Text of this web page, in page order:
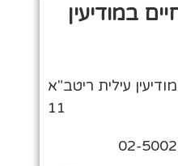
במודיעין
עילית ריטב"א
11